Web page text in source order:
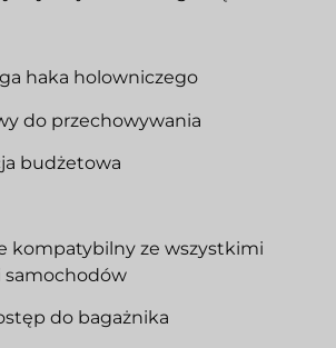
haka holowniczego
do przechowywania
budżetowa
kompatybilny ze wszystkimi
samochodów
do bagażnika